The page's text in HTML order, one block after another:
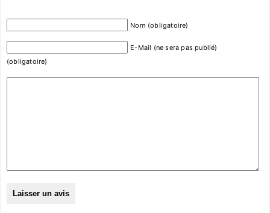
Nom (obligatoire)
E-Mail (ne sera pas publié)
(obligatoire)